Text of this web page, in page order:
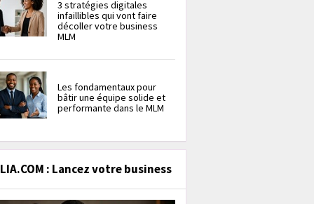
3 stratégies digitales
infaillibles qui vont faire
décoller votre business
MLM
Les fondamentaux pour
bâtir une équipe solide et
performante dans le MLM
: Lancez votre business